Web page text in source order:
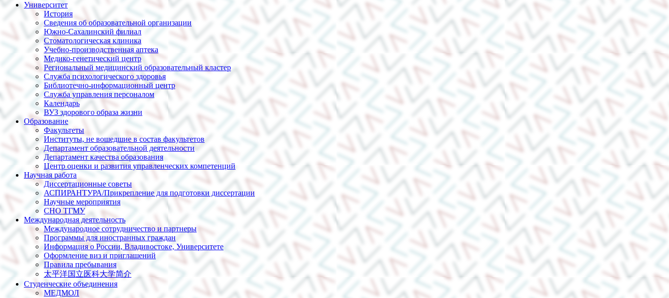
Университет
История
Сведения об образовательной организации
Южно-Сахалинский филиал
Стоматологическая клиника
Учебно-производственная аптека
Медико-генетический центр
Региональный медицинский образовательный кластер
Служба психологического здоровья
Библиотечно-информационный центр
Служба управления персоналом
Календарь
ВУЗ здорового образа жизни
Образование
Факультеты
Институты, не вошедшие в состав факультетов
Департамент образовательной деятельности
Департамент качества образования
Центр оценки и развития управленческих компетенций
Научная работа
Диссертационные советы
АСПИРАНТУРА/Прикрепление для подготовки диссертации
Научные мероприятия
СНО ТГМУ
Международная деятельность
Международное сотрудничество и партнеры
Программы для иностранных граждан
Информация о России, Владивостоке, Университете
Оформление виз и приглашений
Правила пребывания
太平洋国立医科大学简介
Студенческие объединения
МЕДМОЛ